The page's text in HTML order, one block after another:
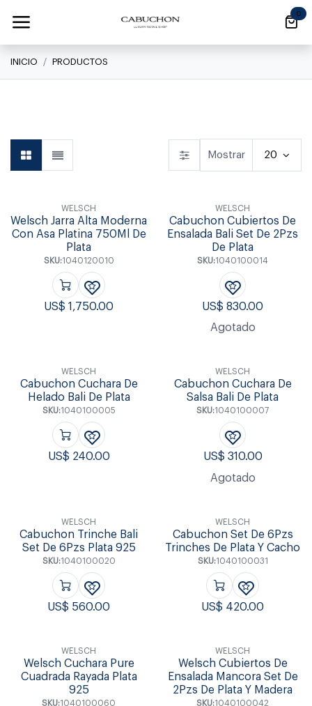
0
INICIO PRODUCTOS
Mostrar 20
WELSCH
Welsch Jarra Alta Moderna
Con Asa Platina 750Ml De
Plata
SKU:1040120010
US$1,750.00
WELSCH
Cabuchon Cubiertos De
Ensalada Bali Set De 2Pzs
De Plata
SKU:1040100014
US$830.00
Agotado
WELSCH
Cabuchon Cuchara De
Helado Bali De Plata
SKU:1040100005
US$ 240.00
WELSCH
Cabuchon Cuchara De
Salsa Bali De Plata
SKU:1040100007
US$ 310.00
Agotado
WELSCH
Cabuchon Trinche Bali
Set De 6Pzs Plata 925
SKU:1040100020
US$ 560.00
WELSCH
Cabuchon Set De 6Pzs
Trinches De Plata Y Cacho
SKU:1040100031
US$ 420.00
WELSCH
Welsch Cuchara Pure
Cuadrada Rayada Plata
925
SKU:1040100060
WELSCH
Welsch Cubiertos De
Ensalada Mancora Set De
2Pzs De Plata Y Madera
SKU:1040100042